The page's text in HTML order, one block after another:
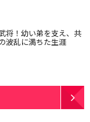
将！幼い弟を支え、共
波乱に満ちた生涯